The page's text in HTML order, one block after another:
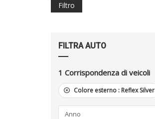
Filtro
FILTRA AUTO
1 Corrispondenza di veicoli
Colore esterno : Reflex Silver
Anno